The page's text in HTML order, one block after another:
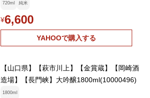
720ml 純米
¥6,600
YAHOOで購入する
【山口県】【萩市川上】【金賞蔵】【岡崎酒
造場】【長門峡】大吟醸1800ml(10000496)
1800ml